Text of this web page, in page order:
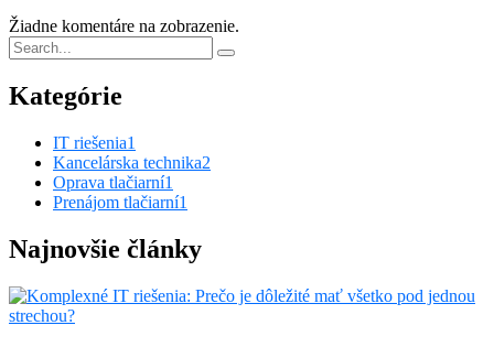
Žiadne komentáre na zobrazenie.
Kategórie
IT riešenia1
Kancelárska technika2
Oprava tlačiarní1
Prenájom tlačiarní1
Najnovšie články